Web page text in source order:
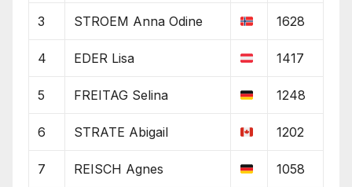
3 STROEM Anna Odine 1628
4 EDER Lisa 1417
5 FREITAG Selina 1248
6 STRATE Abigail 1202
7 REISCH Agnes 1058